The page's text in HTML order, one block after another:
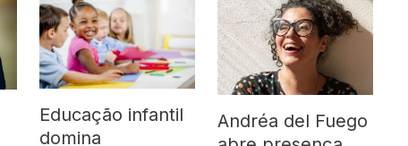
Educação infantil
domina
Andréa del Fuego